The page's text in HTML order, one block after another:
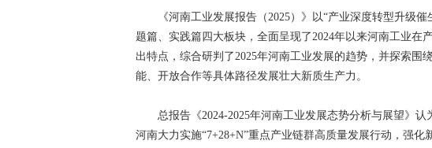
《河南工业发展报告（2025）》以“产业深度转型升级催
题篇、实践篇四大板块，全面呈现了2024年以来河南工业在
出特点，综合研判了2025年河南工业发展的趋势，并探索围
能、开放合作等具体路径发展壮大新质生产力。
总报告《2024-2025年河南工业发展态势分析与展望》认
河南大力实施“7+28+N”重点产业链群高质量发展行动，强